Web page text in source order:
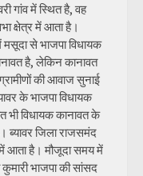
गांव में स्थित है, वह
क्षेत्र में आता है।
से भाजपा विधायक
है, लेकिन कानावत
की आवाज सुनाई
के भाजपा विधायक
भी विधायक कानावत के
ब्यावर जिला राजसमंद
आता है। मौजूदा समय में
कुमारी भाजपा की सांसद